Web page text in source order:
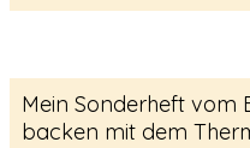
Mein Sonderheft vom
backen mit dem